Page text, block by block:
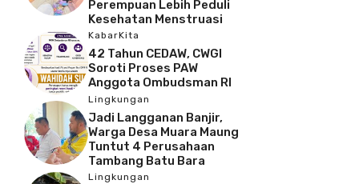
Perempuan Lebih Peduli
Kesehatan Menstruasi
KabarKita
42 Tahun CEDAW, CWGI
Soroti Proses PAW
Anggota Ombudsman RI
Lingkungan
Jadi Langganan Banjir,
Warga Desa Muara Maung
Tuntut 4 Perusahaan
Tambang Batu Bara
Lingkungan